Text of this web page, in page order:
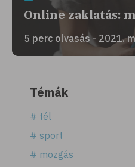
Online zaklatás:
5 perc olvasás - 2021.
Témák
# tél
# sport
# mozgás